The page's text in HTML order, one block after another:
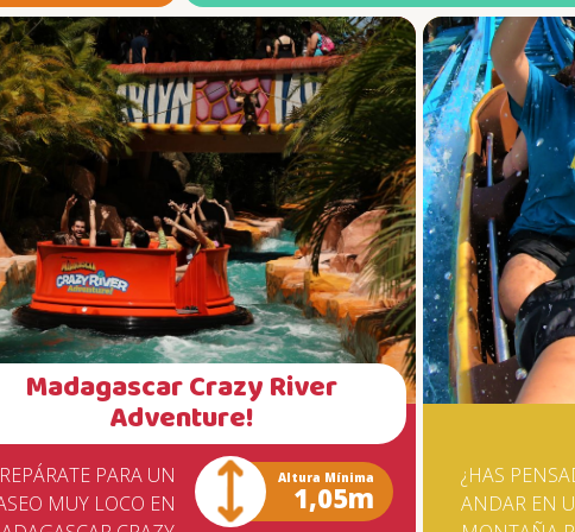
QUE EL ÚLTIMO
SE HAYA
ATRACCIÓN PUEDEN, SIN EMBARGO,
QUEDARSE TRANQUILOS: LA
SEGURIDAD DEL JUEGO ESTÁ
GARANTIZADA POR LA TUV
(ORGANIZACIÓN DE VIGILANCIA
TÉCNICA), DE ALEMANIA, CONFORME
CERTIFICADO EXPEDIDO A BETO
CARRERO WORLD. EL MONTAJE DE LA
BIG DROP EXIGIÓ EL
DESPLAZAMIENTO ESPECIAL PARA
SANTA CATARINA DE UNA GRÚA DE
PORTO ALEGRE, QUE PESA
APROXIMADAMENTE 200 TONELADAS.
PARA LOS VALIENTES AMANTES DE LA
ADRENALINA ES UN DESAFÍO Y TANTO.
Madagascar Crazy River
Adventure!
PARA UN
MUY LOCO EN
Altura Mínima
1,05m
¿HAS
ANDAR EN